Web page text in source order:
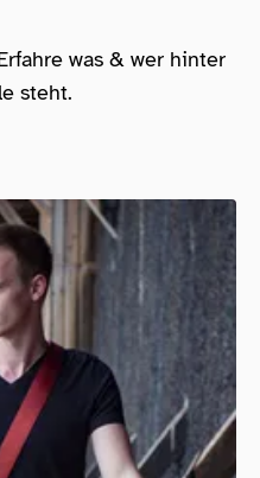
was & wer hinter
steht.